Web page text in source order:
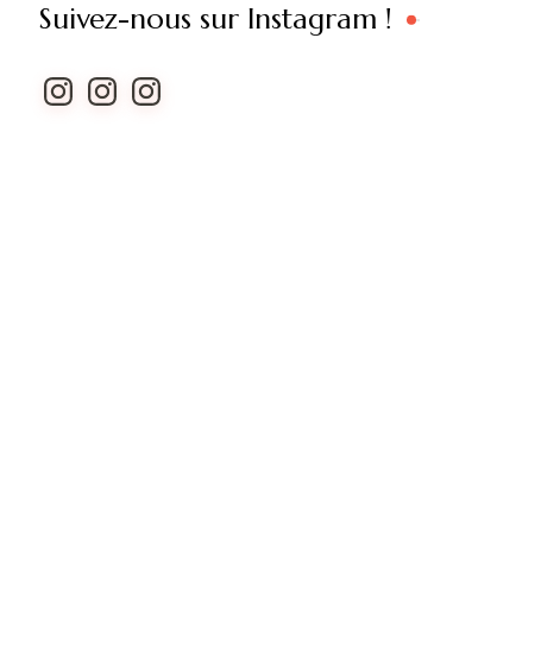
Suivez-nous sur Instagram !
Instagram
InstagramInstagram